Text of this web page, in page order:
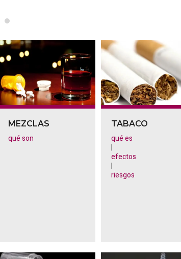
MEZCLAS
qué son
TABACO
qué es
|
efectos
|
riesgos